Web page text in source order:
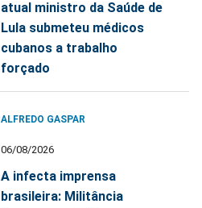
atual ministro da Saúde de
Lula submeteu médicos
cubanos a trabalho
forçado
ALFREDO GASPAR
06/08/2026
A infecta imprensa
brasileira: Militância